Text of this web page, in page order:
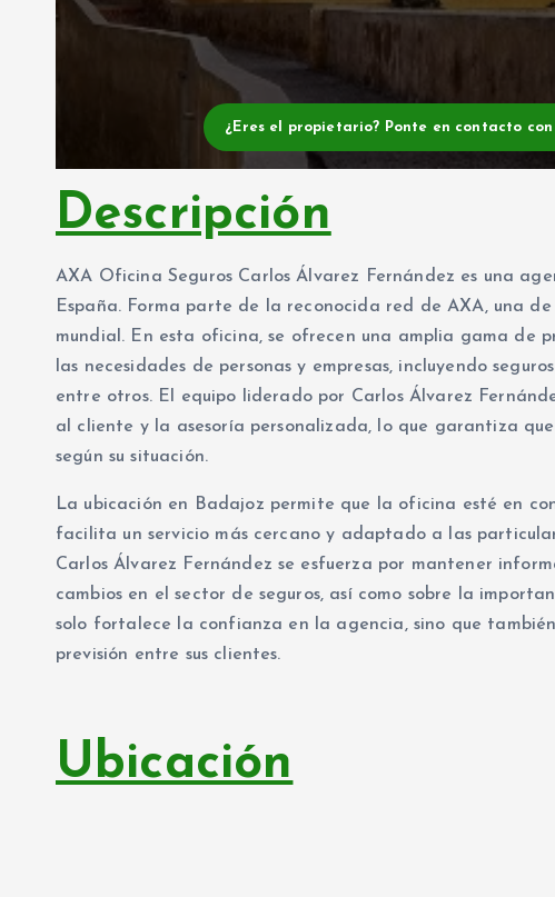
¿Eres el propietario? Ponte en contacto
Descripción
AXA Oficina Seguros Carlos Álvarez Fernández es una
España. Forma parte de la reconocida red de AXA, una
mundial. En esta oficina, se ofrecen una amplia gama de
las necesidades de personas y empresas, incluyendo
entre otros. El equipo liderado por Carlos Álvarez
al cliente y la asesoría personalizada, lo que garantiza
según su situación.
La ubicación en Badajoz permite que la oficina esté en
facilita un servicio más cercano y adaptado a las
Carlos Álvarez Fernández se esfuerza por mantener
cambios en el sector de seguros, así como sobre la
solo fortalece la confianza en la agencia, sino que
previsión entre sus clientes.
Ubicación